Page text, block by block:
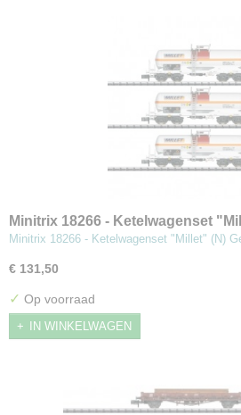
Minitrix 18266 - Ketelwagenset
Minitrix 18266 - Ketelwagenset "Millet" (N)
€ 131,50
✓ Op voorraad
IN WINKELWAGEN